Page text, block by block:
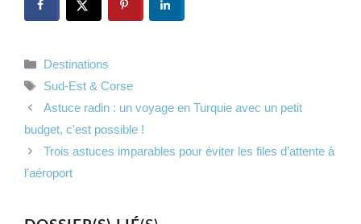
Catégories
Destinations
Étiquettes
Sud-Est & Corse
Astuce radin : un voyage en Turquie avec un petit
budget, c'est possible !
Trois astuces imparables pour éviter les files d’attente à
l’aéroport